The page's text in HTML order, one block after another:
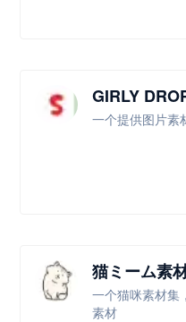
GIRLY
一个提供图片素
猫ミーム素
一个猫咪素材集
素材